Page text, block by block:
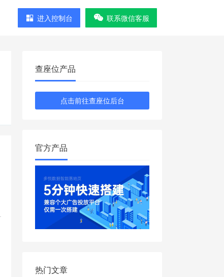
进入控制台 联系微信客服
查座位产品
点击前往查座位后台
官方产品
热门文章